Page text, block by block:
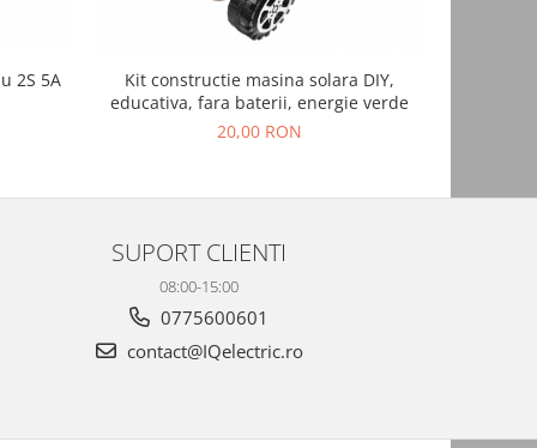
2S 5A
Kit constructie masina solara DIY,
educativa, fara baterii, energie verde
20,00 RON
SUPORT CLIENTI
08:00-15:00
0775600601
contact@IQelectric.ro